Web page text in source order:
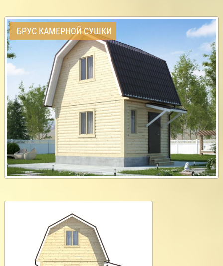
БРУС КАМЕРНОЙ СУШКИ